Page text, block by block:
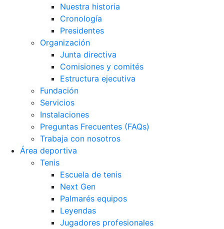
Nuestra historia
Cronología
Presidentes
Organización
Junta directiva
Comisiones y comités
Estructura ejecutiva
Fundación
Servicios
Instalaciones
Preguntas Frecuentes (FAQs)
Trabaja con nosotros
Área deportiva
Tenis
Escuela de tenis
Next Gen
Palmarés equipos
Leyendas
Jugadores profesionales